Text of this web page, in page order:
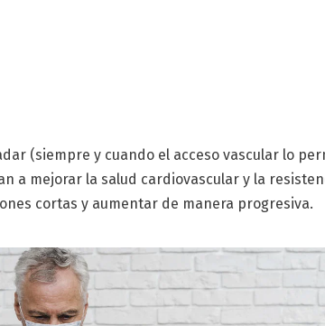
(siempre y cuando el acceso vascular lo
a mejorar la salud cardiovascular y la
cortas y aumentar de manera progresiva.